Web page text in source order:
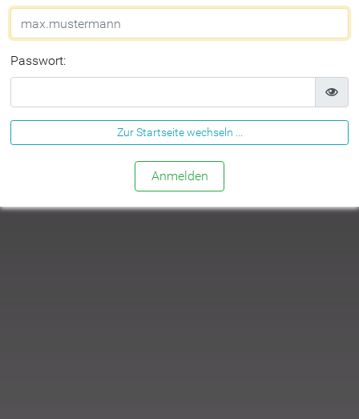
Passwort:
Zur Startseite wechseln ...